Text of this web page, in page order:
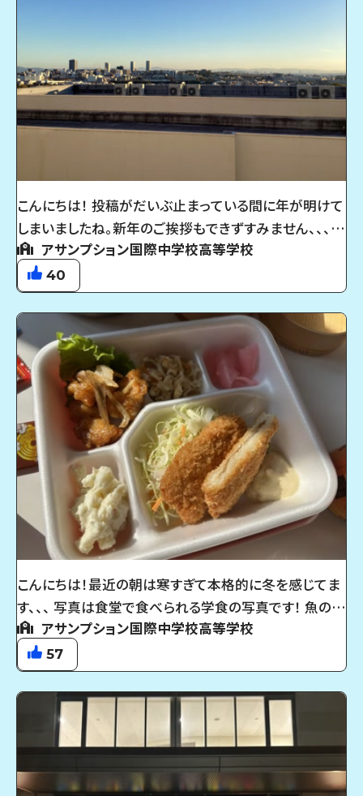
なでお弁当食べたり、部活の後輩とたくさん話した
り、、、、この学校で過ごした日常がこれで最後だと思う
と、すごく良い生活をしていたと気づいたと同時にものす
ごく寂しくなりました。 ですが、終わりがあれば始まりも
あるわけです。4月から始まる新しい環境にものすごくワ
せんが、後輩たちが今年以上に投稿してくれることを期
待しています。笑 私の投稿で少しでもアサンプション国
際高等学校に興味を持ってくれたり、良いところを知っ
てもらえたらものすごく嬉しいです！ 最後に、私が前に言
で見た方が100倍綺麗です！笑 北館講堂から見れるので
ぜひ見てみてください！ 本当にありがとうございました。
こんにちは！ 投稿がだいぶ止まっている間に年が明けて
しまいましたね。新年のご挨拶もできずすみません、、、
本年もどうかよろしくお願い申し上げます！ ところでみな
さん学校生活の中で一番好きな景色は何ですか？ 今ま
での投稿を見てもらえれば分かるように、私は教室から
見える空が一番好きです！ 今回の写真は去年の11月に
撮った写真です！青空も曇り空も好きですが、この秋の夕
暮れ前の空がなんだかエモくてお気に入りです アサンプ
ション国際高等学校は割と高い場所にあるので、教室
(特に4階)から見える景色は別格ですよ！ 夏は雲ひとつ
ない青空、冬は大阪の街並みが輝く夜景をバックに友達
と一緒に写真撮ってみたり......！ これは一生の思い出に
なるのでぜひ一度お友達を誘ってみてください！！！ まだ
まだ寒い日が続きますが体調にはお気をつけください。
そして、アサンプション国際高等学校を受験する受験生
のみなさん！優しくて面白い先輩があなたのことを待っ
ています！
アサンプション国際中学校高等学校
40
こんにちは！最近の朝は寒すぎて本格的に冬を感じてま
す、、、 写真は食堂で食べられる学食の写真です！ 魚のフ
ライがサクサクで美味しすぎて白米がどれだけあっても
足りません！！！ (写真には映っていませんが炊き立ての
ご飯も付いてます) 食堂の学食は毎日変わるのでお気に
入りのメニューを見つけてみてください！
アサンプション国際中学校高等学校
57